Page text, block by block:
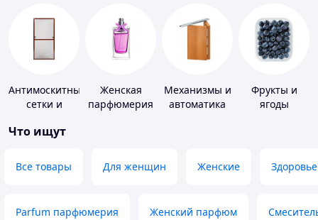
Антимоскитные
сетки и
к ним
Женская
парфюмерия
Механизмы и
автоматика
Фрукты и
ягоды
Что ищут
Все товары Для женщин Женские Здоровье
Parfum парфюмерия Женский парфюм